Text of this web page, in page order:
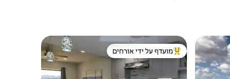
מוביל בקרב נכסים מועדפים על ידי אורחים
מועדף על ידי אורחים